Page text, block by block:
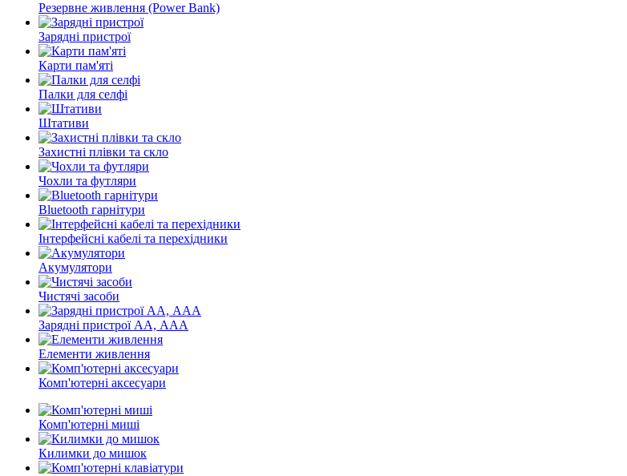
Резервне живлення (Power Bank)
Зарядні пристрої
Карти пам'яті
Палки для селфі
Штативи
Захистні плівки та скло
Чохли та футляри
Bluetooth гарнітури
Інтерфейсні кабелі та перехідники
Акумулятори
Чистячі засоби
Зарядні пристрої АА, ААА
Елементи живлення
Комп'ютерні аксесуари
Комп'ютерні миші
Килимки до мишок